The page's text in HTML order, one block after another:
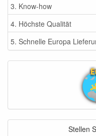
3. Know-how
4. Höchste Qualität
5. Schnelle Europa
Stellen